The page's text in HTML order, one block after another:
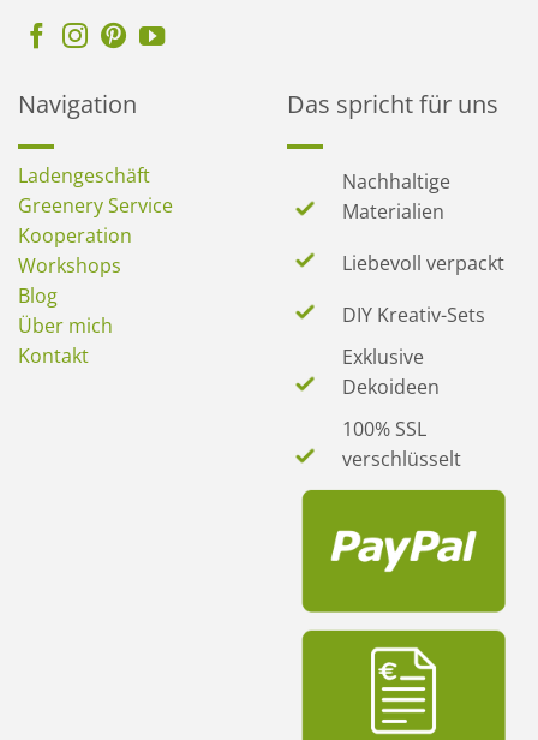
Navigation
Ladengeschäft
Greenery Service
Kooperation
Workshops
Blog
Über mich
Kontakt
Das spricht für uns
Nachhaltige
Materialien
Liebevoll verpackt
DIY Kreativ-Sets
Exklusive
Dekoideen
100% SSL
verschlüsselt